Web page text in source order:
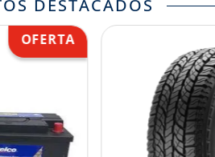
DESTACADOS